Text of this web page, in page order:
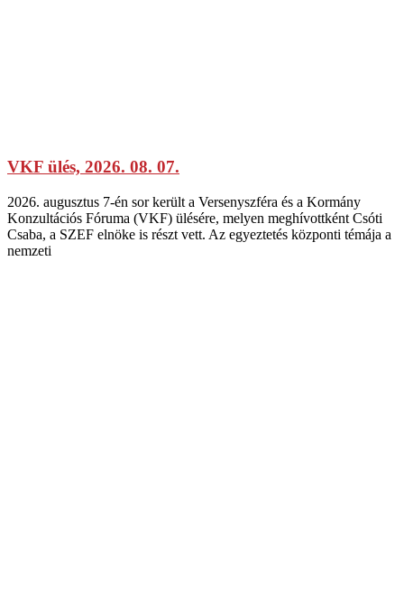
VKF ülés, 2026. 08. 07.
2026. augusztus 7-én sor került a Versenyszféra és a Kormány
Konzultációs Fóruma (VKF) ülésére, melyen meghívottként Csóti
Csaba, a SZEF elnöke is részt vett. Az egyeztetés központi témája a
nemzeti